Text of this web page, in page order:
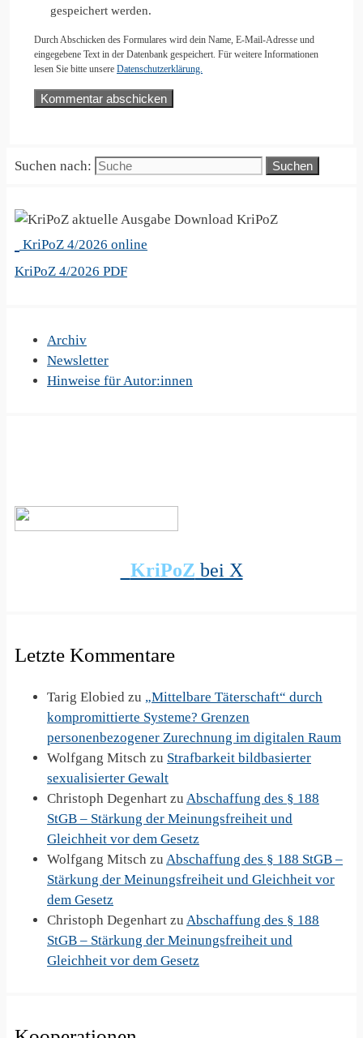
gespeichert werden.
Durch Abschicken des Formulares wird dein Name, E-Mail-Adresse und
eingegebene Text in der Datenbank gespeichert. Für weitere Informationen
lesen Sie bitte unsere Datenschutzerklärung.
Suchen nach:
KriPoZ
KriPoZ 4/2026 online
KriPoZ 4/2026 PDF
Archiv
Newsletter
Hinweise für Autor:innen
KriPoZ bei X
Letzte Kommentare
Tarig Elobied zu „Mittelbare Täterschaft“ durch
kompromittierte Systeme? Grenzen
personenbezogener Zurechnung im digitalen Raum
Wolfgang Mitsch zu Strafbarkeit bildbasierter
sexualisierter Gewalt
Christoph Degenhart zu Abschaffung des § 188
StGB – Stärkung der Meinungsfreiheit und
Gleichheit vor dem Gesetz
Wolfgang Mitsch zu Abschaffung des § 188 StGB –
Stärkung der Meinungsfreiheit und Gleichheit vor
dem Gesetz
Christoph Degenhart zu Abschaffung des § 188
StGB – Stärkung der Meinungsfreiheit und
Gleichheit vor dem Gesetz